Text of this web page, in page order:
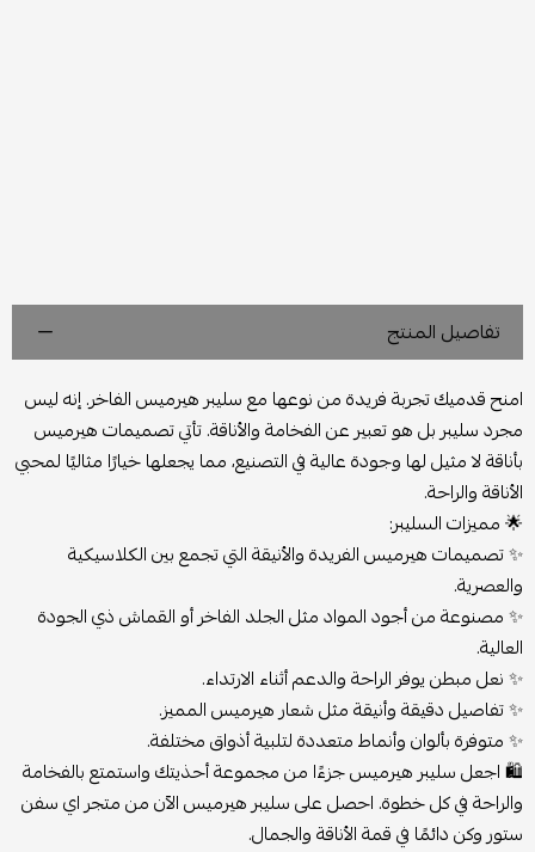
تفاصيل المنتج
امنح قدميك تجربة فريدة من نوعها مع سليبر هيرميس الفاخر. إنه ليس
مجرد سليبر بل هو تعبير عن الفخامة والأناقة. تأتي تصميمات هيرميس
بأناقة لا مثيل لها وجودة عالية في التصنيع، مما يجعلها خيارًا مثاليًا لمحبي
الأناقة والراحة.
🌟مميزات السليبر:
✨ تصميمات هيرميس الفريدة والأنيقة التي تجمع بين الكلاسيكية
والعصرية.
✨ مصنوعة من أجود المواد مثل الجلد الفاخر أو القماش ذي الجودة
العالية.
✨ نعل مبطن يوفر الراحة والدعم أثناء الارتداء.
✨ تفاصيل دقيقة وأنيقة مثل شعار هيرميس المميز.
✨ متوفرة بألوان وأنماط متعددة لتلبية أذواق مختلفة.
🛍️اجعل سليبر هيرميس جزءًا من مجموعة أحذيتك واستمتع بالفخامة
والراحة في كل خطوة. احصل على سليبر هيرميس الآن من متجر اي سفن
ستور وكن دائمًا في قمة الأناقة والجمال.